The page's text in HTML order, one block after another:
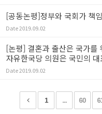
[공동논평]정부와 국회가 책
Date2019.09.02
[논평] 결혼과 출산은 국가를
자유한국당 의원은 국민의
Date2019.09.02
1 ... 60